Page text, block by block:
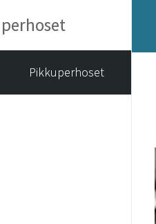
Pikkuperhoset